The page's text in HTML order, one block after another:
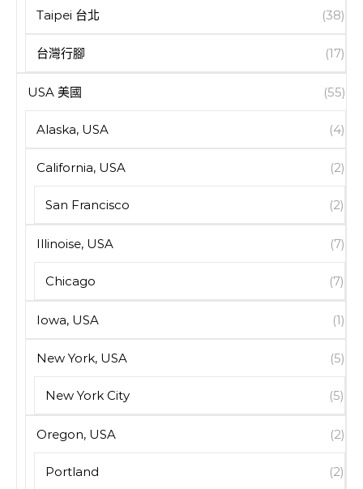
Taipei 台北 (38)
台灣行腳 (17)
USA 美國 (55)
Alaska, USA (4)
California, USA (2)
San Francisco (2)
Illinoise, USA (7)
Chicago (7)
Iowa, USA (1)
New York, USA (5)
New York City (5)
Oregon, USA (2)
Portland (2)